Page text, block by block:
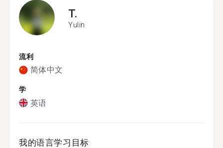
T.
Yulin
流利
简体中文
学
英语
我的语言学习目标